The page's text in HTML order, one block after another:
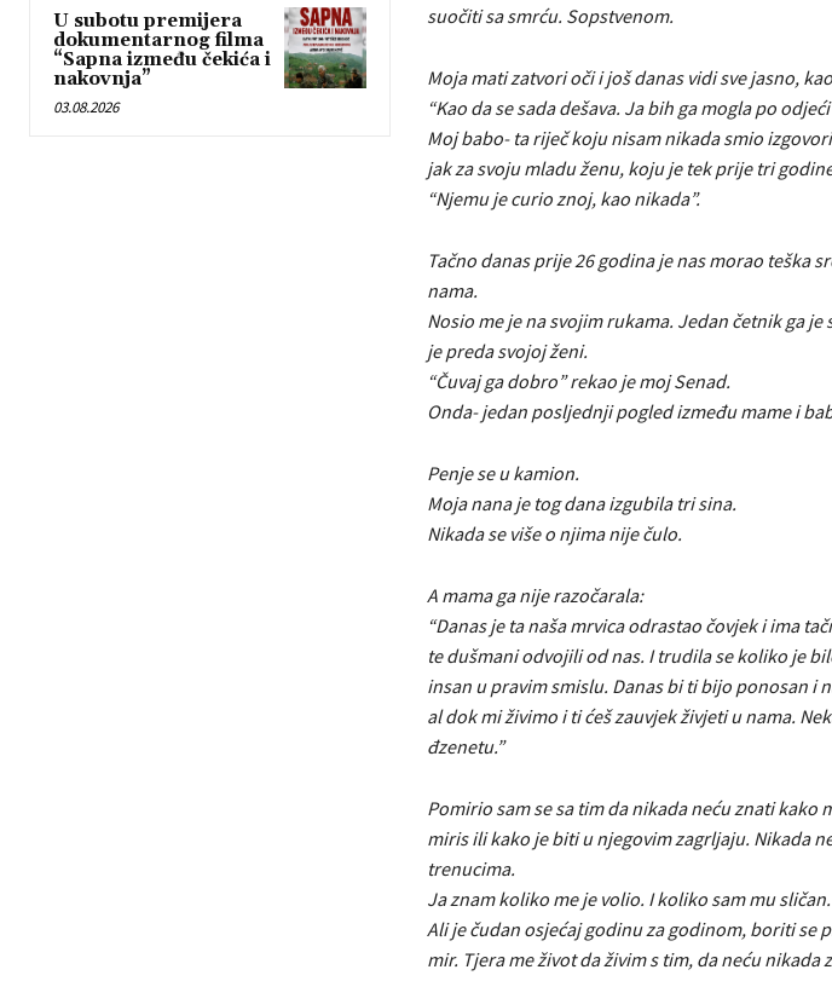
U subotu premijera
dokumentarnog filma
“Sapna između čekića i
nakovnja”
03.08.2026
suočiti sa smrću. Sopstvenom.
Moja mati zatvori oči i još danas vidi sve jasno,
“Kao da se sada dešava. Ja bih ga mogla po
Moj babo- ta riječ koju nisam nikada smio
jak za svoju mladu ženu, koju je tek prije tri
“Njemu je curio znoj, kao nikada”.
Tačno danas prije 26 godina je nas morao teška
nama.
Nosio me je na svojim rukama. Jedan četnik ga
je preda svojoj ženi.
“Čuvaj ga dobro” rekao je moj Senad.
Onda- jedan posljednji pogled između mame i
Penje se u kamion.
Moja nana je tog dana izgubila tri sina.
Nikada se više o njima nije čulo.
A mama ga nije razočarala:
“Danas je ta naša mrvica odrastao čovjek i ima
te dušmani odvojili od nas. I trudila se koliko je
insan u pravim smislu. Danas bi ti bijo ponosan i
al dok mi živimo i ti ćeš zauvjek živjeti u nama.
đzenetu.”
Pomirio sam se sa tim da nikada neću znati kako
miris ili kako je biti u njegovim zagrljaju. Nikada
trenucima.
Ja znam koliko me je volio. I koliko sam mu
Ali je čudan osjećaj godinu za godinom, boriti se
mir. Tjera me život da živim s tim, da neću nikada